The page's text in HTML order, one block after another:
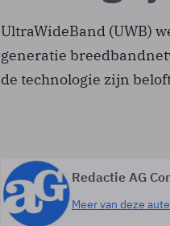
UltraWideBand (UWB)
generatie
de technologie zijn
Redactie AG
Meer van deze